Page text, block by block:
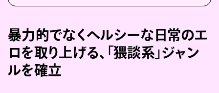
暴力的でなくヘルシーな日常のエ
ロを取り上げる、「猥談系」ジャン
ルを確立